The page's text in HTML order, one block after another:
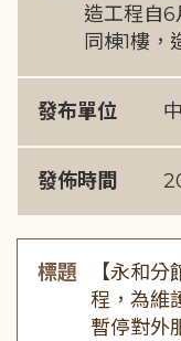
造工程自
同棟1樓，
發布單位
發佈時間
標題
【永和
程，為維
暫停對外